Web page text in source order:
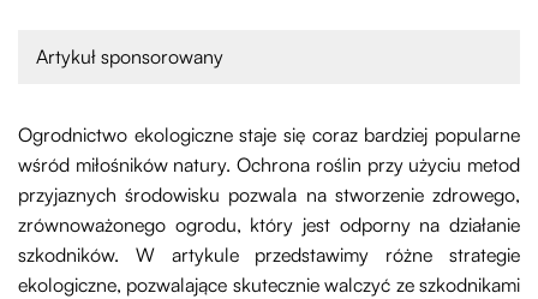
Artykuł sponsorowany
Ogrodnictwo ekologiczne staje się coraz bardziej popularne
wśród miłośników natury. Ochrona roślin przy użyciu metod
przyjaznych środowisku pozwala na stworzenie zdrowego,
zrównoważonego ogrodu, który jest odporny na działanie
szkodników. W artykule przedstawimy różne strategie
ekologiczne, pozwalające skutecznie walczyć ze szkodnikami